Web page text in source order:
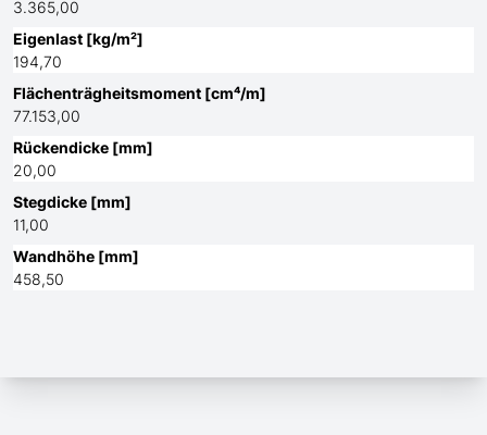
3.365,00
Eigenlast [kg/m²]
194,70
Flächenträgheitsmoment [cm⁴/m]
77.153,00
Rückendicke [mm]
20,00
Stegdicke [mm]
11,00
Wandhöhe [mm]
458,50